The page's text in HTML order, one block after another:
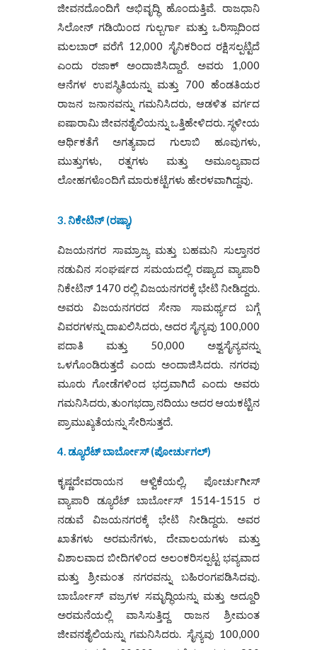
ಜೀವನದೊಂದಿಗೆ ಅಭಿವೃದ್ಧಿ ಹೊಂದುತ್ತಿವೆ. ರಾಜಧಾನಿ
ಸಿಲೋನ್ ಗಡಿಯಿಂದ ಗುಲ್ಬರ್ಗಾ ಮತ್ತು ಒರಿಸ್ಸಾದಿಂದ
ಮಲಬಾರ್ ವರೆಗೆ 12,000 ಸೈನಿಕರಿಂದ ರಕ್ಷಿಸಲ್ಪಟ್ಟಿದೆ
ಎಂದು ರಜಾಕ್ ಅಂದಾಜಿಸಿದ್ದಾರೆ. ಅವರು 1,000
ಆನೆಗಳ ಉಪಸ್ಥಿತಿಯನ್ನು ಮತ್ತು 700 ಹೆಂಡತಿಯರ
ರಾಜನ ಜನಾನವನ್ನು ಗಮನಿಸಿದರು, ಆಡಳಿತ ವರ್ಗದ
ಐಷಾರಾಮಿ ಜೀವನಶೈಲಿಯನ್ನು ಒತ್ತಿಹೇಳಿದರು. ಸ್ಥಳೀಯ
ಆರ್ಥಿಕತೆಗೆ ಅಗತ್ಯವಾದ ಗುಲಾಬಿ ಹೂವುಗಳು,
ಮುತ್ತುಗಳು, ರತ್ನಗಳು ಮತ್ತು ಅಮೂಲ್ಯವಾದ
ಲೋಹಗಳೊಂದಿಗೆ ಮಾರುಕಟ್ಟೆಗಳು ಹೇರಳವಾಗಿದ್ದವು.
3. ನಿಕೇಟಿನ್ (ರಷ್ಯಾ)
ವಿಜಯನಗರ ಸಾಮ್ರಾಜ್ಯ ಮತ್ತು ಬಹಮನಿ ಸುಲ್ತಾನರ
ನಡುವಿನ ಸಂಘರ್ಷದ ಸಮಯದಲ್ಲಿ ರಷ್ಯಾದ ವ್ಯಾಪಾರಿ
ನಿಕೇಟಿನ್ 1470 ರಲ್ಲಿ ವಿಜಯನಗರಕ್ಕೆ ಭೇಟಿ ನೀಡಿದ್ದರು.
ಅವರು ವಿಜಯನಗರದ ಸೇನಾ ಸಾಮರ್ಥ್ಯದ ಬಗ್ಗೆ
ವಿವರಗಳನ್ನು ದಾಖಲಿಸಿದರು, ಅದರ ಸೈನ್ಯವು 100,000
ಪದಾತಿ ಮತ್ತು 50,000 ಅಶ್ವಸೈನ್ಯವನ್ನು
ಒಳಗೊಂಡಿರುತ್ತದೆ ಎಂದು ಅಂದಾಜಿಸಿದರು. ನಗರವು
ಮೂರು ಗೋಡೆಗಳಿಂದ ಭದ್ರವಾಗಿದೆ ಎಂದು ಅವರು
ಗಮನಿಸಿದರು, ತುಂಗಭದ್ರಾ ನದಿಯು ಅದರ ಆಯಕಟ್ಟಿನ
ಪ್ರಾಮುಖ್ಯತೆಯನ್ನು ಸೇರಿಸುತ್ತದೆ.
4. ಡ್ಯೂರೆಟ್ ಬಾರ್ಬೋಸ್ (ಪೋರ್ಚುಗಲ್)
ಕೃಷ್ಣದೇವರಾಯನ ಆಳ್ವಿಕೆಯಲ್ಲಿ, ಪೋರ್ಚುಗೀಸ್
ವ್ಯಾಪಾರಿ ಡ್ಯೂರೆಟ್ ಬಾರ್ಬೋಸ್ 1514-1515 ರ
ನಡುವೆ ವಿಜಯನಗರಕ್ಕೆ ಭೇಟಿ ನೀಡಿದ್ದರು. ಅವರ
ಖಾತೆಗಳು ಅರಮನೆಗಳು, ದೇವಾಲಯಗಳು ಮತ್ತು
ವಿಶಾಲವಾದ ಬೀದಿಗಳಿಂದ ಅಲಂಕರಿಸಲ್ಪಟ್ಟ ಭವ್ಯವಾದ
ಮತ್ತು ಶ್ರೀಮಂತ ನಗರವನ್ನು ಬಹಿರಂಗಪಡಿಸಿದವು.
ಬಾರ್ಬೋಸ್ ವಜ್ರಗಳ ಸಮೃದ್ಧಿಯನ್ನು ಮತ್ತು ಅದ್ದೂರಿ
ಅರಮನೆಯಲ್ಲಿ ವಾಸಿಸುತ್ತಿದ್ದ ರಾಜನ ಶ್ರೀಮಂತ
ಜೀವನಶೈಲಿಯನ್ನು ಗಮನಿಸಿದರು. ಸೈನ್ಯವು 100,000